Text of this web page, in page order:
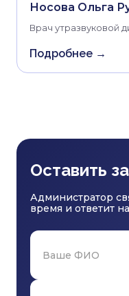
Носова Ольга
Врач утразвуковой
Подробнее →
Оставить
Администратор
время и ответит